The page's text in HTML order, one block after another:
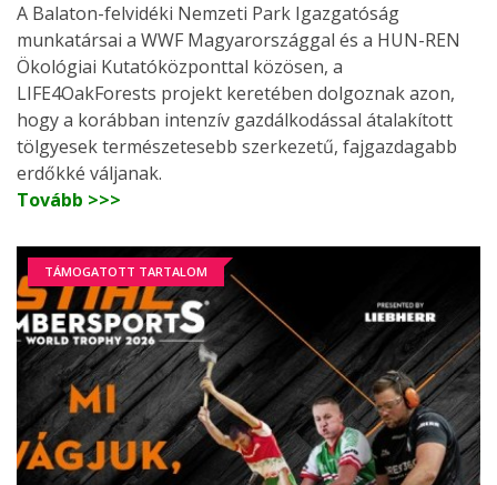
A Balaton-felvidéki Nemzeti Park Igazgatóság
munkatársai a WWF Magyarországgal és a HUN-REN
Ökológiai Kutatóközponttal közösen, a
LIFE4OakForests projekt keretében dolgoznak azon,
hogy a korábban intenzív gazdálkodással átalakított
tölgyesek természetesebb szerkezetű, fajgazdagabb
erdőkké váljanak.
Tovább >>>
TÁMOGATOTT TARTALOM